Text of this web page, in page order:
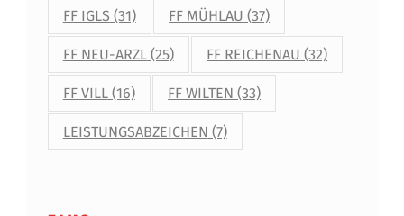
FF IGLS (31) FF MÜHLAU (37)
FF NEU-ARZL(25) FF REICHENAU (32)
FF VILL(16) FF WILTEN (33)
LEISTUNGSABZEICHEN (7)